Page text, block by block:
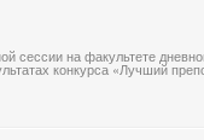
сессии на факультете
конкурса «Лучший